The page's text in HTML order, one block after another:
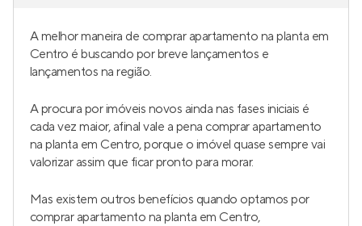
A melhor maneira de comprar apartamento na planta em
Centro é buscando por breve lançamentos e
lançamentos na região.
A procura por imóveis novos ainda nas fases iniciais é
cada vez maior, afinal vale a pena comprar apartamento
na planta em Centro, porque o imóvel quase sempre vai
valorizar assim que ficar pronto para morar.
Mas existem outros benefícios quando optamos por
comprar apartamento na planta em Centro,